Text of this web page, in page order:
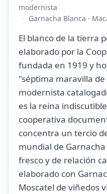
modernista
Garnacha Blanca ·
El blanco de la tierra
elaborado por la
fundada en 1919 y
"séptima maravilla
modernista
es la reina
cooperativa
concentra un tercio
mundial de
fresco y de relación
elaborado con
Moscatel de viñedos